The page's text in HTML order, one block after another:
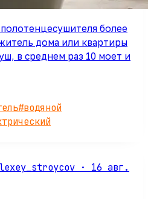
более
дома или квартиры
в среднем раз 10 моет и
#водяной
· 16 авг.